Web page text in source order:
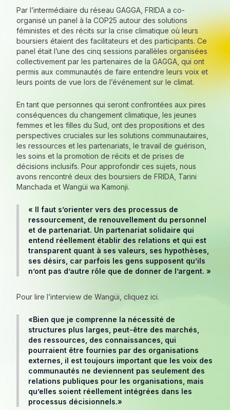
Par l’intermédiaire du réseau GAGGA, FRIDA a co-
organisé un panel à la COP25 autour des solutions
féministes et des récits sur la crise climatique où leurs
boursiers étaient des facilitateurs et des participants. Ce
panel était l’une des cinq sessions parallèles organisées
collectivement par les partenaires de la GAGGA, qui ont
permis aux communautés de faire entendre leurs voix et
leurs points de vue lors de l’événement sur le climat.
En tant que personnes qui seront confrontées aux pires
conséquences du changement climatique, les jeunes
femmes et les filles du Sud, ont des propositions et des
perspectives cruciales sur les solutions communautaires,
les ressources et les partenariats, le travail de guérison,
les soins et la promotion de récits et de prises de
décisions inclusifs. Pour approfondir ces sujets, nous
avons rencontré deux des boursiers de FRIDA, Tarini
Manchada et Wangüi wa Kamonji.
« Il faut s’orienter vers des processus de
ressourcement, de renouvellement du personnel
et de partenariat. Un partenariat solidaire qui
entend réellement établir des relations et qui est
transparent quant à ses valeurs, ses hypothèses,
ses désirs, car parfois les gens supposent qu’ils
n’ont pas d’autre rôle que de donner de l’argent. »
Pour lire l’interview de Wangüi, cliquez ici.
«Bien que je comprenne la nécessité de
structures plus larges, peut-être des marchés,
des ressources, des connaissances, qui
pourraient être fournies par des organisations
externes, il est toujours important que les voix des
communautés ne deviennent pas seulement des
relations publiques pour les organisations, mais
qu’elles soient réellement intégrées dans les
processus décisionnels.»